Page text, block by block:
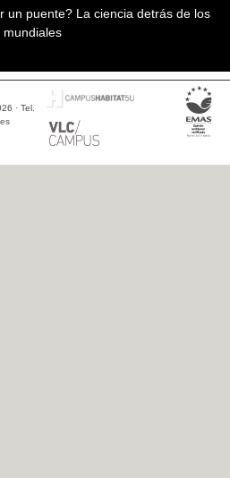
un puente? La ciencia detrás de los
mundiales
· Tel.